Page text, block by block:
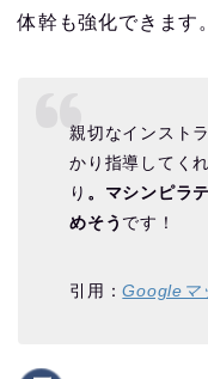
体幹も強化できます。
親切なインスト
かり指導してく
り 。マシンピラ
めそう です！
引用：Googleマ